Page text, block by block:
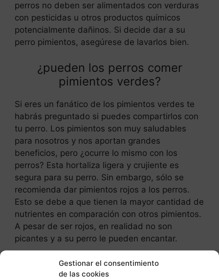
Gestionar el consentimiento
de las cookies
perros no deben ser alimentados con verduras
con pesticidas u otros productos químicos
potencialmente dañinos. Si decide dar a su
perro pimientos, asegúrese de lavarlos bien.
¿pueden los perros comer
pimientos verdes?
Si eres un fanático de los pimientos verdes te
habrás preguntado si puedes compartirlos con
tu perro. Los pimientos son muy saludables
para nosotros y nos aportan grandes
beneficios, pero ¿ocurre lo mismo con los
perros? Esta hortaliza ligera y crujiente es
segura para su perro. Sin embargo, sólo se
recomienda dar pimientos rojos a los perros.
Esto se debe a que tienen la mayor cantidad de
nutrientes en comparación con otros pimientos.
A pesar de ser rojos, en realidad no son
picantes y a su perro le pueden encantar.
Los pimientos rojos son sorprendentemente
muy saludables para los perros. Están llenos de